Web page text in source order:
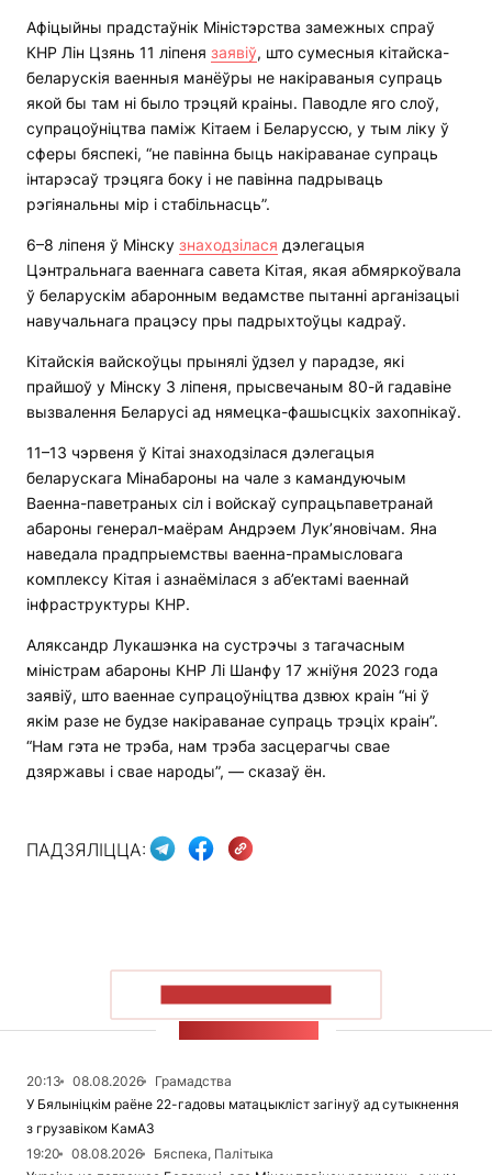
Афіцыйны прадстаўнік Міністэрства замежных спраў
КНР Лін Цзянь 11 ліпеня заявіў, што сумесныя кітайска-
беларускія ваенныя манёўры не накіраваныя супраць
якой бы там ні было трэцяй краіны. Паводле яго слоў,
супрацоўніцтва паміж Кітаем і Беларуссю, у тым ліку ў
сферы бяспекі, “не павінна быць накіраванае супраць
інтарэсаў трэцяга боку і не павінна падрываць
рэгіянальны мір і стабільнасць”.
6–8 ліпеня ў Мінску знаходзілася дэлегацыя
Цэнтральнага ваеннага савета Кітая, якая абмяркоўвала
ў беларускім абаронным ведамстве пытанні арганізацыі
навучальнага працэсу пры падрыхтоўцы кадраў.
Кітайскія вайскоўцы прынялі ўдзел у парадзе, які
прайшоў у Мінску 3 ліпеня, прысвечаным 80-й гадавіне
вызвалення Беларусі ад нямецка-фашысцкіх захопнікаў.
11–13 чэрвеня ў Кітаі знаходзілася дэлегацыя
беларускага Мінабароны на чале з камандуючым
Ваенна-паветраных сіл і войскаў супрацьпаветранай
абароны генерал-маёрам Андрэем Лук’яновічам. Яна
наведала прадпрыемствы ваенна-прамысловага
комплексу Кітая і азнаёмілася з аб’ектамі ваеннай
інфраструктуры КНР.
Аляксандр Лукашэнка на сустрэчы з тагачасным
міністрам абароны КНР Лі Шанфу 17 жніўня 2023 года
заявіў, што ваеннае супрацоўніцтва дзвюх краін “ні ў
якім разе не будзе накіраванае супраць трэціх краін”.
“Нам гэта не трэба, нам трэба засцерагчы свае
дзяржавы і свае народы”, — сказаў ён.
ПАДЗЯЛІЦЦА:
20:13 08.08.2026
Грамадства
У Бялыніцкім раёне 22-гадовы матацыкліст загінуў ад сутыкнення
з грузавіком КамАЗ
19:20
08.08.2026
Бяспека, Палітыка